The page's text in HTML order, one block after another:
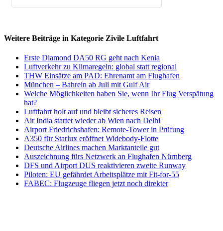
Weitere Beiträge in Kategorie Zivile Luftfahrt
Erste Diamond DA50 RG geht nach Kenia
Luftverkehr zu Klimaregeln: global statt regional
THW Einsätze am PAD: Ehrenamt am Flughafen
München – Bahrein ab Juli mit Gulf Air
Welche Möglichkeiten haben Sie, wenn Ihr Flug Verspätung
hat?
Luftfahrt holt auf und bleibt sicheres Reisen
Air India startet wieder ab Wien nach Delhi
Airport Friedrichshafen: Remote-Tower in Prüfung
A350 für Starlux eröffnet Widebody-Flotte
Deutsche Airlines machen Marktanteile gut
Auszeichnung fürs Netzwerk an Flughafen Nürnberg
DFS und Airport DUS reaktivieren zweite Runway
Piloten: EU gefährdet Arbeitsplätze mit Fit-for-55
FABEC: Flugzeuge fliegen jetzt noch direkter